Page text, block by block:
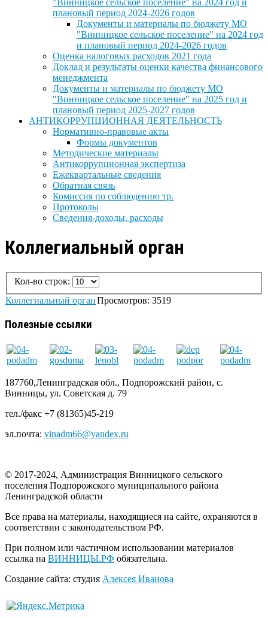
"Винницкое сельское поселение" на 2024 год и
плановый период 2024-2026 годов
Документы и материалы по бюджету МО
"Винницкое сельское поселение" на 2024 год
и плановый период 2024-2026 годов
Оценка налоговых расходов 2021 года
Доклад и результаты оценки качества финансового
менеджмента
Документы и материалы по бюджету МО
"Винницкое сельское поселение" на 2025 год и
плановый период 2025-2027 годов
АНТИКОРРУПЦИОННАЯ ДЕЯТЕЛЬНОСТЬ
Нормативно-правовые акты
Формы документов
Методические материалы
Антикоррупционная экспертиза
Ежеквартальные сведения
Обратная связь
Комиссия по соблюдению тр.
Протоколы
Сведения-доходы, расходы
Коллегиальный орган
Кол-во строк:
Коллегиальный органПросмотров: 3519
Полезные ссылки
187760,Ленинградская обл., Подпорожский район, с.
Винницы, ул. Советская д. 79
тел./факс +7 (81365)45-219
эл.почта: vinadm66@yandex.ru
© 2017-2024, Администрация Винницкого сельского
поселения Подпорожского муниципального района
Ленинградской области
Все права на материалы, находящиеся на сайте, охраняются в
соответствии с законодательством РФ.
При полном или частичном использовании материалов
ссылка на ВИННИЦЫ.РФ обязательна.
Создание сайта: студия Алексея Иванова